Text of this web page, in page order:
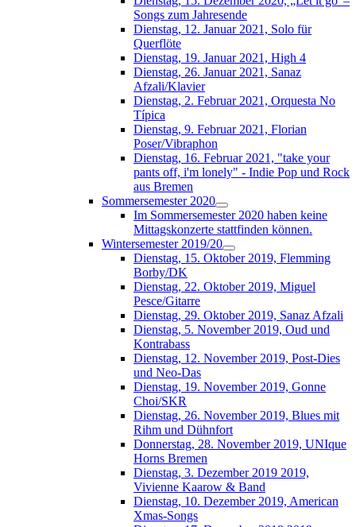
Songs zum Jahresende
Dienstag, 12. Januar 2021, Solo für
Querflöte
Dienstag, 19. Januar 2021, High 4
Dienstag, 26. Januar 2021, Sanaz
Afzali/Klavier
Dienstag, 2. Februar 2021, Orquesta No
Típica
Dienstag, 9. Februar 2021, Florian
Poser/Vibraphon
Dienstag, 16. Februar 2021, "take your
pants off, i'm lonely" - Indie Pop und Rock
aus Bremen
Sommersemester 2020
Im Sommersemester 2020 haben keine
Mittagskonzerte stattfinden können.
Wintersemester 2019/20
Dienstag, 15. Oktober 2019, Flemming
Borby/DK
Dienstag, 22. Oktober 2019, Miguel
Pesce/Gitarre
Dienstag, 29. Oktober 2019, Sanaz Afzali
Dienstag, 5. November 2019, Oud und
Kontrabass
Dienstag, 12. November 2019, Post-Dies
und Neo-Das
Dienstag, 19. November 2019, Gonne
Choi/SKR
Dienstag, 26. November 2019, Blues mit
Rihm und Dühnfort
Donnerstag, 28. November 2019, UNIque
Horns Bremen
Dienstag, 3. Dezember 2019 2019,
Vivienne Kaarow & Band
Dienstag, 10. Dezember 2019, American
Xmas-Songs